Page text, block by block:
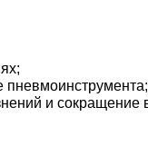
и сокращение